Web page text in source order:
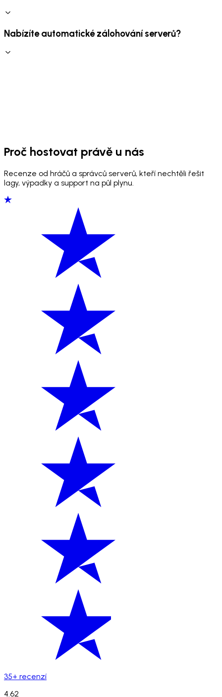
Nabízíte automatické zálohování serverů?
Proč hostovat právě u nás
Recenze od hráčů a správců serverů, kteří nechtěli řešit
lagy, výpadky a support na půl plynu.
35+ recenzí
4.62